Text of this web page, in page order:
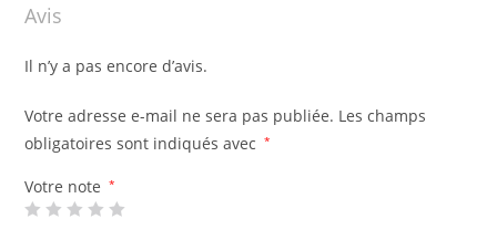
Avis
Il n’y a pas encore d’avis.
Votre adresse e-mail ne sera pas publiée. Les champs
obligatoires sont indiqués avec
*
Votre note *